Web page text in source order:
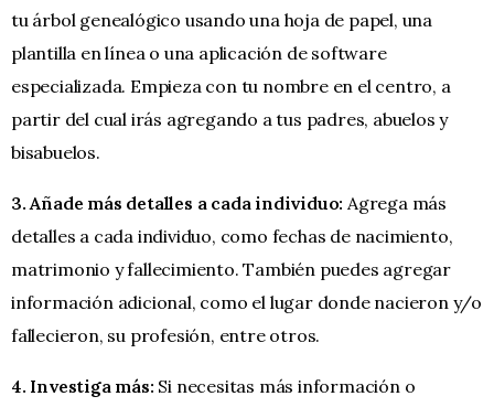
tu árbol genealógico usando una hoja de papel, una
plantilla en línea o una aplicación de software
especializada. Empieza con tu nombre en el centro, a
partir del cual irás agregando a tus padres, abuelos y
bisabuelos.
3. Añade más detalles a cada individuo: Agrega más
detalles a cada individuo, como fechas de nacimiento,
matrimonio y fallecimiento. También puedes agregar
información adicional, como el lugar donde nacieron y/o
fallecieron, su profesión, entre otros.
4. Investiga más: Si necesitas más información o